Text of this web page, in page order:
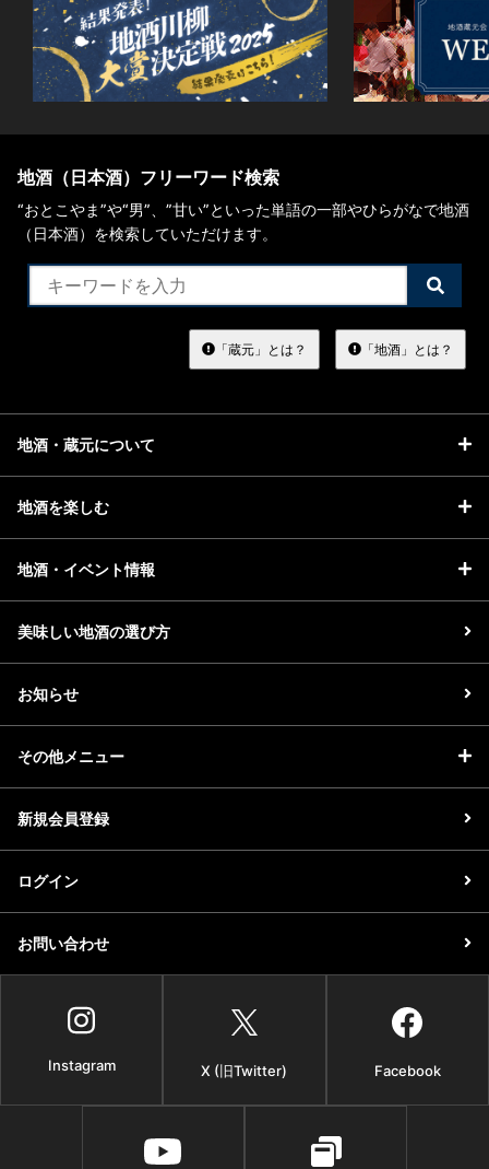
地酒（日本酒）フリーワード検索
“おとこやま”や“男”、”甘い”といった単語の一部やひらがなで地酒
（日本酒）を検索していただけます。
検
索
る
「蔵元」とは？ 「地酒」とは？
地酒・蔵元について
地酒を楽しむ
地酒・イベント情報
美味しい地酒の選び方
お知らせ
その他メニュー
新規会員登録
ログイン
お問い合わせ
Instagram X (旧Twitter) Facebook